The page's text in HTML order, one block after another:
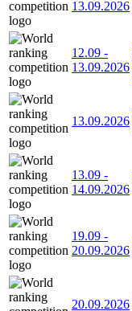
13.09.2026
12.09 -
13.09.2026
13.09.2026
13.09 -
14.09.2026
19.09 -
20.09.2026
20.09.2026